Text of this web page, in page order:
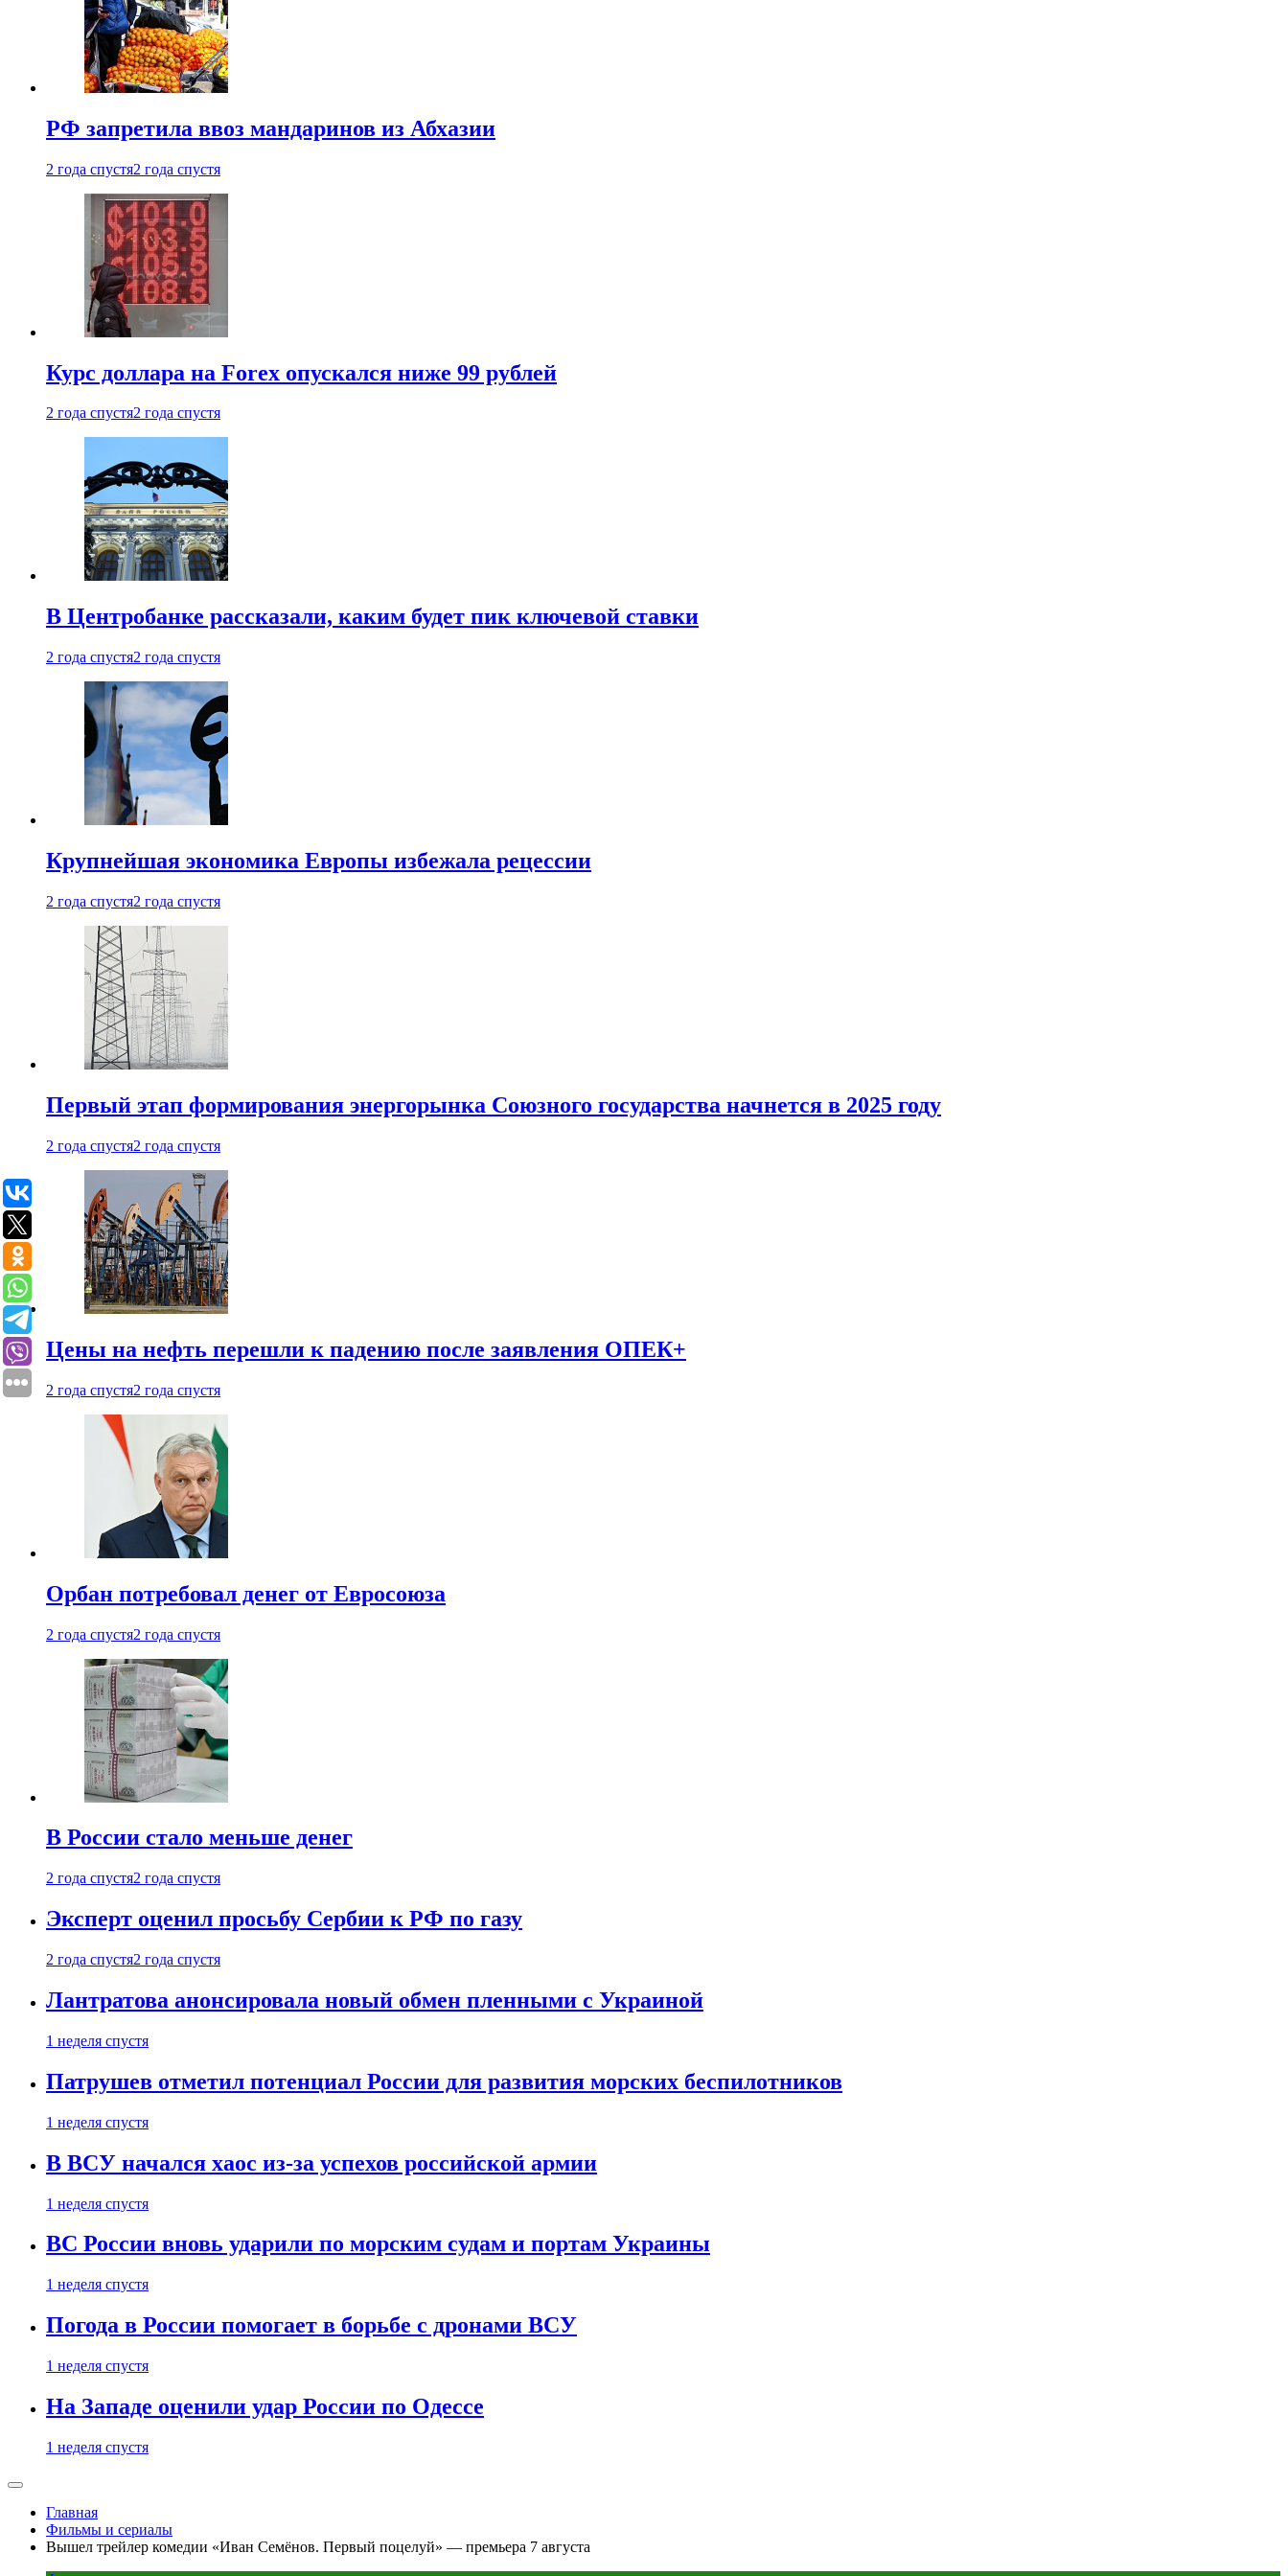
РФ запретила ввоз мандаринов из Абхазии
2 года спустя2 года спустя
Курс доллара на Forex опускался ниже 99 рублей
2 года спустя2 года спустя
В Центробанке рассказали, каким будет пик ключевой ставки
2 года спустя2 года спустя
Крупнейшая экономика Европы избежала рецессии
2 года спустя2 года спустя
Первый этап формирования энергорынка Союзного государства начнется в 2025 году
2 года спустя2 года спустя
Цены на нефть перешли к падению после заявления ОПЕК+
2 года спустя2 года спустя
Орбан потребовал денег от Евросоюза
2 года спустя2 года спустя
В России стало меньше денег
2 года спустя2 года спустя
Эксперт оценил просьбу Сербии к РФ по газу
2 года спустя2 года спустя
Лантратова анонсировала новый обмен пленными с Украиной
1 неделя спустя
Патрушев отметил потенциал России для развития морских беспилотников
1 неделя спустя
В ВСУ начался хаос из-за успехов российской армии
1 неделя спустя
ВС России вновь ударили по морским судам и портам Украины
1 неделя спустя
Погода в России помогает в борьбе с дронами ВСУ
1 неделя спустя
На Западе оценили удар России по Одессе
1 неделя спустя
Главная
Фильмы и сериалы
Вышел трейлер комедии «Иван Семёнов. Первый поцелуй» — премьера 7 августа